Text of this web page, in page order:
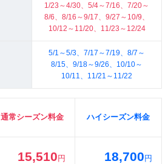
1/23～4/30、5/4～7/16、7/20～
8/6、8/16～9/17、9/27～10/9、
10/12～11/20、11/23～12/24
5/1～5/3、7/17～7/19、8/7～
8/15、9/18～9/26、10/10～
10/11、11/21～11/22
通常シーズン料金 ハイシーズン料金
15,510円 18,700円